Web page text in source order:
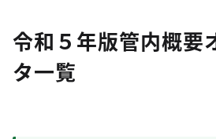
令和５年版管内概要
タ一覧